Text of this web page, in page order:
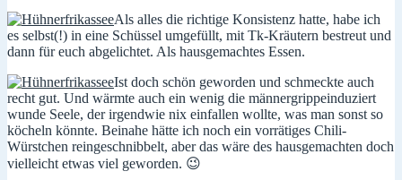
Als alles die richtige Konsistenz hatte, habe ich
es selbst(!) in eine Schüssel umgefüllt, mit Tk-Kräutern bestreut und
dann für euch abgelichtet. Als hausgemachtes Essen.
Ist doch schön geworden und schmeckte auch
recht gut. Und wärmte auch ein wenig die männergrippeinduziert
wunde Seele, der irgendwie nix einfallen wollte, was man sonst so
köcheln könnte. Beinahe hätte ich noch ein vorrätiges Chili-
Würstchen reingeschnibbelt, aber das wäre des hausgemachten doch
vielleicht etwas viel geworden. 😉